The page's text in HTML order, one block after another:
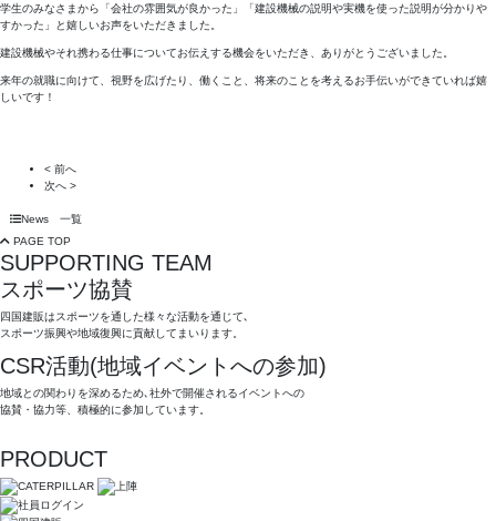
学生のみなさまから「会社の雰囲気が良かった」「建設機械の説明や実機を使った説明が分かりや
すかった」と嬉しいお声をいただきました。
建設機械やそれ携わる仕事についてお伝えする機会をいただき、ありがとうございました。
来年の就職に向けて、視野を広げたり、働くこと、将来のことを考えるお手伝いができていれば嬉
しいです！
< 前へ
次へ >
News 一覧
PAGE TOP
SUPPORTING TEAM
スポーツ協賛
四国建販はスポーツを通した様々な活動を通じて､
スポーツ振興や地域復興に貢献してまいります。
CSR活動(地域イベントへの参加)
地域との関わりを深めるため､社外で開催されるイベントへの
協賛・協力等、積極的に参加しています。
PRODUCT